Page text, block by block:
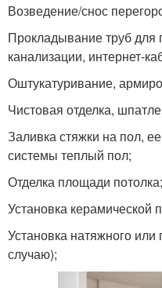
Возведение/снос
Прокладывание труб для
канализации, интернет-
Оштукатуривание,
Чистовая отделка,
Заливка стяжки на пол,
системы теплый пол;
Отделка площади потолка;
Установка керамической
Установка натяжного или
случаю);